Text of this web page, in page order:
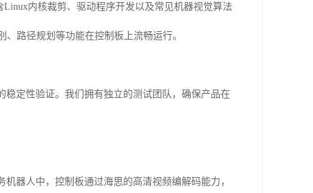
内核裁剪、驱动程序开发以及常见机器视觉算法
路径规划等功能在控制板上流畅运行。
定性验证。我们拥有独立的测试团队，确保产品在
器人中，控制板通过海思的高清视频编解码能力，